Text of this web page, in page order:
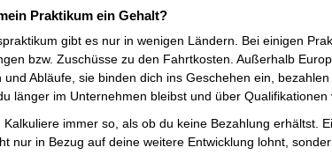
Praktikum ein Gehalt?
gibt es nur in wenigen Ländern. Bei einigen
bzw. Zuschüsse zu den Fahrtkosten. Außerhalb
und Abläufe, sie binden dich ins Geschehen ein,
länger im Unternehmen bleibst und über
Kalkuliere immer so, als ob du keine Bezahlung erhältst.
nur in Bezug auf deine weitere Entwicklung lohnt,